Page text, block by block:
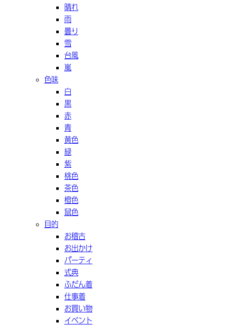
晴れ
雨
曇り
雪
台風
嵐
色味
白
黒
赤
青
黄色
緑
紫
桃色
茶色
橙色
鼠色
目的
お稽古
お出かけ
パーティ
式典
ふだん着
仕事着
お買い物
イベント